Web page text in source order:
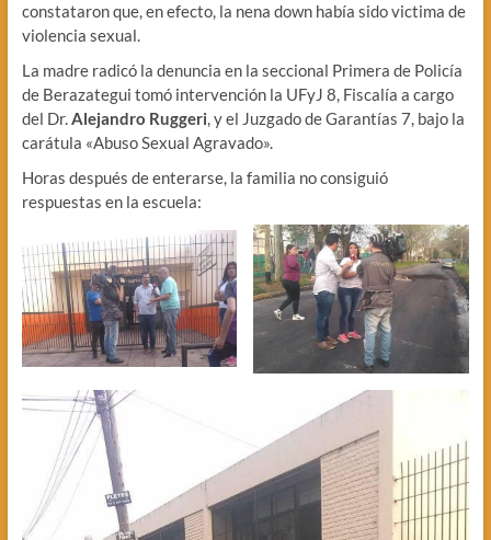
constataron que, en efecto, la nena down había sido victima de
violencia sexual.
La madre radicó la denuncia en la seccional Primera de Policía
de Berazategui tomó intervención la UFyJ 8, Fiscalía a cargo
del Dr.Alejandro Ruggeri, y el Juzgado de Garantías 7, bajo la
carátula «Abuso Sexual Agravado».
Horas después de enterarse, la familia no consiguió
respuestas en la escuela: